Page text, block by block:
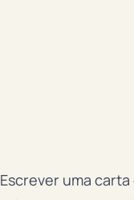
Escrever uma